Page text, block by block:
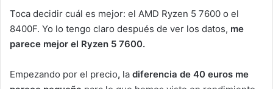
Toca decidir cuál es mejor: el AMD Ryzen 5 7600 o el
8400F. Yo lo tengo claro después de ver los datos, me
parece mejor el Ryzen 5 7600.
Empezando por el precio, la diferencia de 40 euros me